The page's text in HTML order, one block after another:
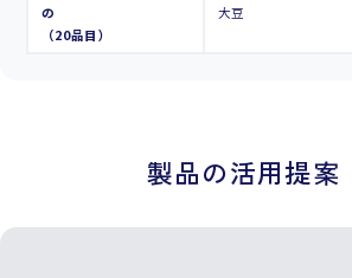
の
（20品目）
大豆
製品の活用提案